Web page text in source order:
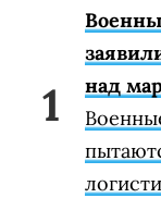
над